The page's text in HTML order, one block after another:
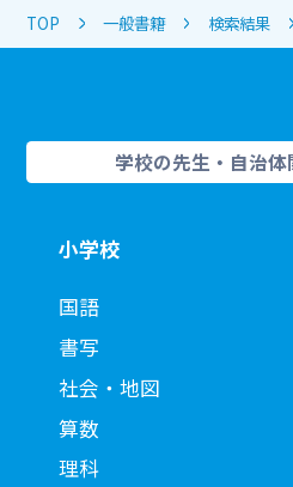
TOP 一般書籍 検索結果
学校の先生・自治
小学校
国語
書写
社会・地図
算数
理科